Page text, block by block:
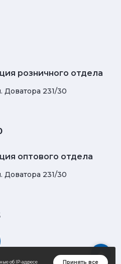
розничного отдела
Доватора 231/30
оптового отдела
Доватора 231/30
об IP-адресе Принять все